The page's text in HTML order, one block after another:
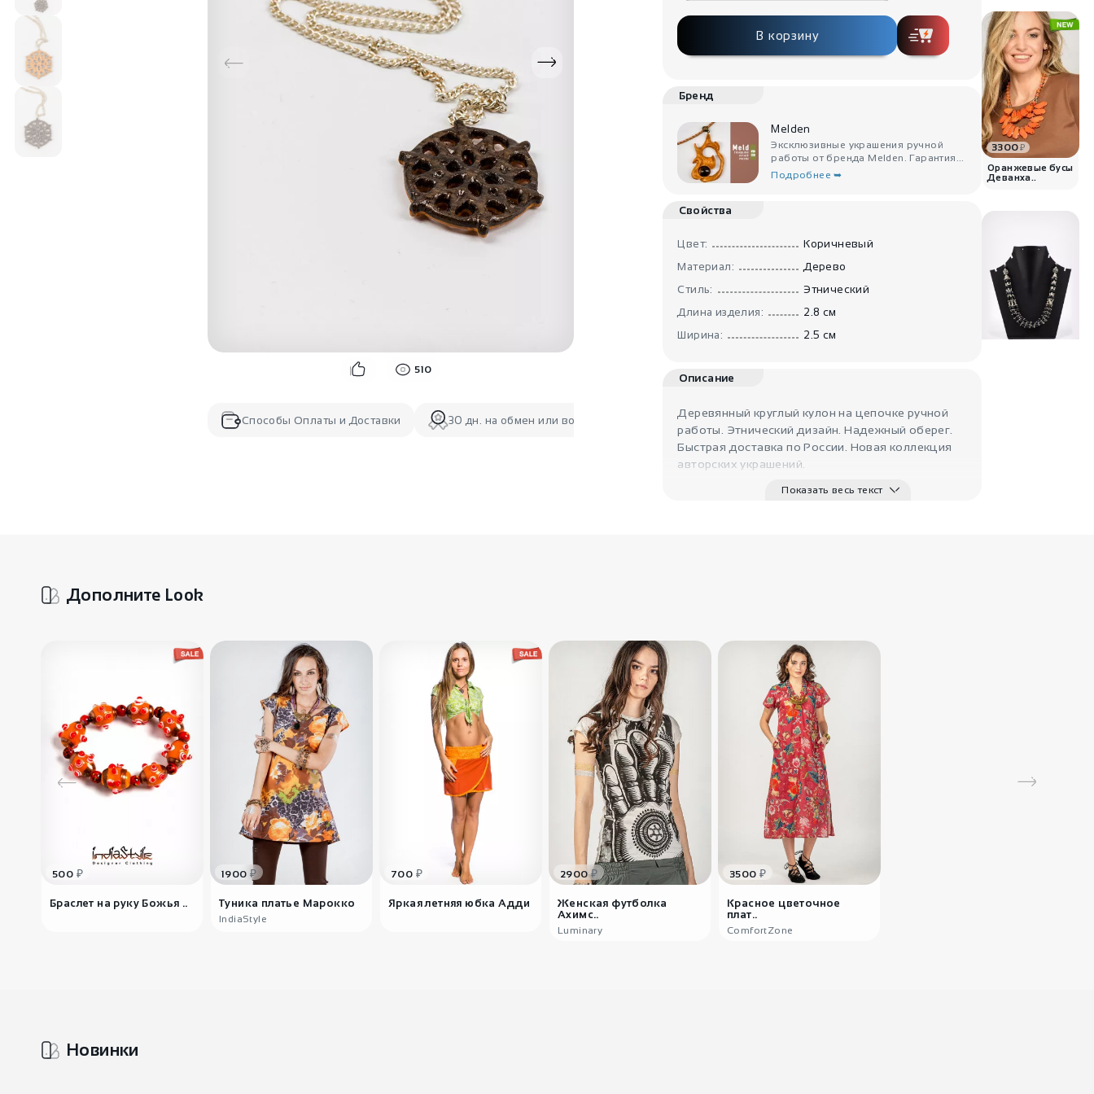
510
Способы Оплаты и Доставки 30 дн. на обмен или возврат
В корзину
Бренд
Melden
Эксклюзивные украшения ручной
работы от бренда Melden. Гарантия...
Подробнее ➥
Свойства
Цвет:
Коричневый
Материал:
Дерево
Стиль:
Этнический
Длина изделия:
2.8 см
Ширина:
2.5 см
Описание
Деревянный круглый кулон на цепочке ручной
работы. Этнический дизайн. Надежный оберег.
Быстрая доставка по России. Новая коллекция
авторских украшений.
Показать весь текст
3300₽
Оранжевые бусы
Деванха..
Кулон Цветок
Атлантиды
Дополните Look
500 ₽
Браслет на руку Божья ..
1900 ₽
Туника платье Марокко
IndiaStyle
700 ₽
Яркая летняя юбка Адди
2900₽
Женская футболка
Ахимс..
Luminary
3500 ₽
Красное цветочное
плат..
ComfortZone
Новинки